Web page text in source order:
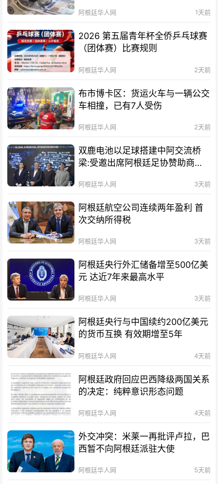
阿根廷华人网 1天前
2026 第五届青年杯全侨乒乓球赛
（团体赛）比赛规则
阿根廷华人网 2天前
布市博卡区：货运火车与一辆公交
车相撞，已有7人受伤
阿根廷华人网 2天前
双鹿电池以足球搭建中阿交流桥
梁:受邀出席阿根廷足协赞助商招
阿根廷华人网 3天前
阿根廷航空公司连续两年盈利 首
次交纳所得税
阿根廷华人网 3天前
阿根廷央行外汇储备增至500亿美
元 达近7年来最高水平
阿根廷华人网 3天前
阿根廷央行与中国续约200亿美元
的货币互换 有效期增至5年
阿根廷华人网 4天前
阿根廷政府回应巴西降级两国关系
的决定：纯粹意识形态问题
阿根廷华人网 4天前
外交冲突：米莱一再批评卢拉，巴
西暂不向阿根廷派驻大使
阿根廷华人网 5天前